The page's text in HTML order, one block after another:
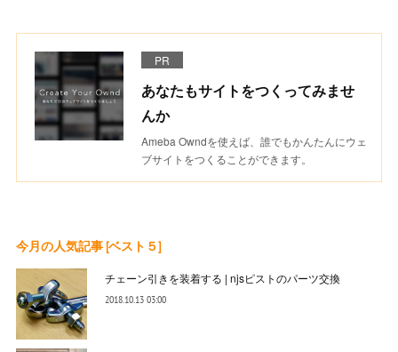
PR
あなたもサイトをつくってみませ
んか
Ameba Owndを使えば、誰でもかんたんにウェ
ブサイトをつくることができます。
今月の人気記事 [ベスト５]
チェーン引きを装着する | njsピストのパーツ交換
2018.10.13 03:00